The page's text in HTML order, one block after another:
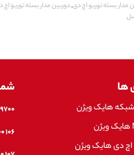
مدار بسته توربو اچ دی,دوربین مدار بسته توربو اچ دی ۸ مگا
ها
هایک ویژن
اچ دی هایک ویژن
۱۰۶ ۲۱۰۰ ۰۹۹۰